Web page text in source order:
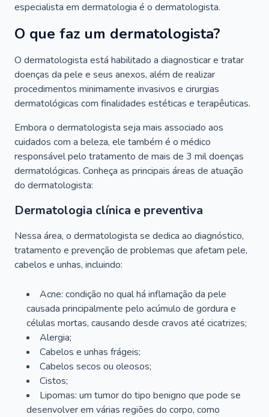
especialista em dermatologia é o dermatologista.
O que faz um dermatologista?
O dermatologista está habilitado a diagnosticar e tratar
doenças da pele e seus anexos, além de realizar
procedimentos minimamente invasivos e cirurgias
dermatológicas com finalidades estéticas e terapêuticas.
Embora o dermatologista seja mais associado aos
cuidados com a beleza, ele também é o médico
responsável pelo tratamento de mais de 3 mil doenças
dermatológicas. Conheça as principais áreas de atuação
do dermatologista:
Dermatologia clínica e preventiva
Nessa área, o dermatologista se dedica ao diagnóstico,
tratamento e prevenção de problemas que afetam pele,
cabelos e unhas, incluindo:
Acne: condição no qual há inflamação da pele
causada principalmente pelo acúmulo de gordura e
células mortas, causando desde cravos até cicatrizes;
Alergia;
Cabelos e unhas frágeis;
Cabelos secos ou oleosos;
Cistos;
Lipomas: um tumor do tipo benigno que pode se
desenvolver em várias regiões do corpo, como